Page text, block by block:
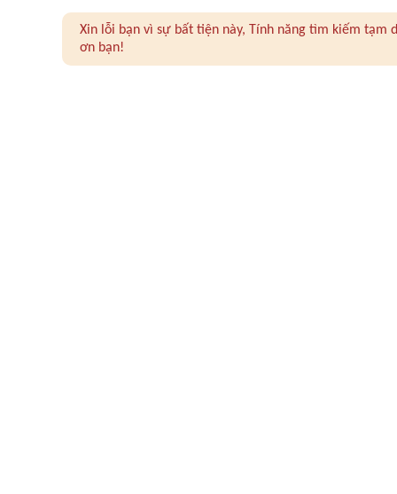
Xin lỗi bạn vì sự bất tiện này, Tính năng tìm kiếm
ơn bạn!